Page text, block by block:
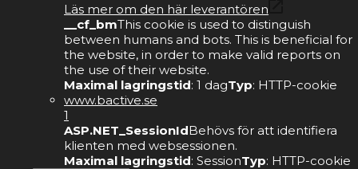
Läs mer om den här leverantören
__cf_bmThis cookie is used to distinguish
between humans and bots. This is beneficial for
the website, in order to make valid reports on
the use of their website.
Maximal lagringstid: 1 dagTyp: HTTP-cookie
www.bactive.se
1
ASP.NET_SessionIdBehövs för att identifiera
klienten med websessionen.
Maximal lagringstid: SessionTyp: HTTP-cookie